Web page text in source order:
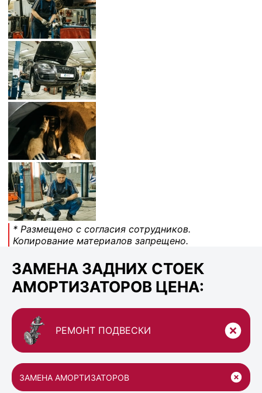
* Размещено с согласия сотрудников.
Копирование материалов запрещено.
ЗАМЕНА ЗАДНИХ СТОЕК
АМОРТИЗАТОРОВ ЦЕНА:
РЕМОНТ ПОДВЕСКИ
ЗАМЕНА АМОРТИЗАТОРОВ